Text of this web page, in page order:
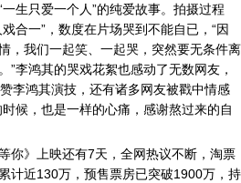
生只爱一个人”的纯爱故事。拍摄过程
合一”，数度在片场哭到不能自已，“因
，我们一起笑、一起哭，突然要无条件离
”李鸿其的哭戏花絮也感动了无数网友，
李鸿其演技，还有诸多网友被戳中情感
候，也是一样的心痛，感谢熬过来的自
你》上映还有7天，全网热议不断，淘票
计近130万，预售票房已突破1900万，持